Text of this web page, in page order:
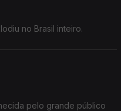
no Brasil inteiro.
pelo grande público